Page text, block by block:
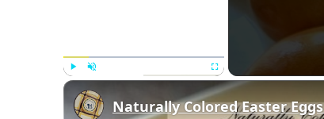
Fullscreen
Naturally Colored Easter